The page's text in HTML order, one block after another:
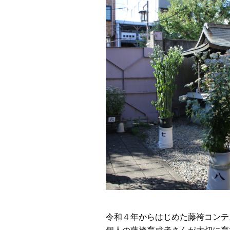
令和４年からはじめた藤袴コン